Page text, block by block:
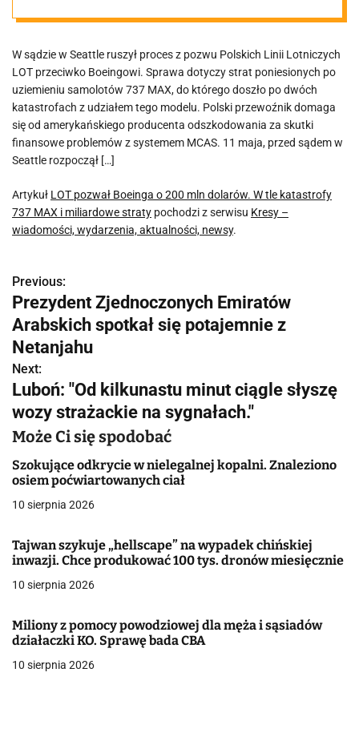
737 MAX i
miliardowe
straty
W sądzie w Seattle ruszył proces z pozwu Polskich Linii Lotniczych
LOT przeciwko Boeingowi. Sprawa dotyczy strat poniesionych po
uziemieniu samolotów 737 MAX, do którego doszło po dwóch
katastrofach z udziałem tego modelu. Polski przewoźnik domaga
się od amerykańskiego producenta odszkodowania za skutki
finansowe problemów z systemem MCAS. 11 maja, przed sądem w
Seattle rozpoczął […]
Artykuł LOT pozwał Boeinga o 200 mln dolarów. W tle katastrofy
737 MAX i miliardowe straty pochodzi z serwisu Kresy –
wiadomości, wydarzenia, aktualności, newsy.
N
a
w
i
g
a
c
j
w
p
i
s
Previous:
Prezydent Zjednoczonych Emiratów
Arabskich spotkał się potajemnie z
Netanjahu
Next:
Luboń: "Od kilkunastu minut ciągle słyszę
wozy strażackie na sygnałach."
Może Ci się spodobać
Szokujące odkrycie w nielegalnej kopalni. Znaleziono
osiem poćwiartowanych ciał
10 sierpnia 2026
Tajwan szykuje „hellscape” na wypadek chińskiej
inwazji. Chce produkować 100 tys. dronów miesięcznie
10 sierpnia 2026
Miliony z pomocy powodziowej dla męża i sąsiadów
działaczki KO. Sprawę bada CBA
10 sierpnia 2026